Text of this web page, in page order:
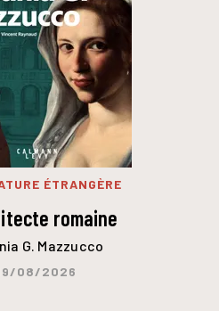
ÉTRANGÈRE
romaine
G. Mazzucco
08/2026